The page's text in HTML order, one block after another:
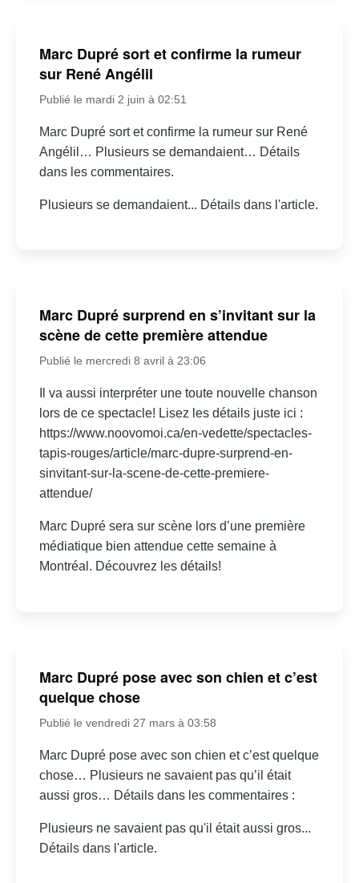
Marc Dupré sort et confirme la rumeur
sur René Angélil
Publié le mardi 2 juin à 02:51
Marc Dupré sort et confirme la rumeur sur René
Angélil… Plusieurs se demandaient… Détails
dans les commentaires.
Plusieurs se demandaient... Détails dans l'article.
Marc Dupré surprend en s’invitant sur la
scène de cette première attendue
Publié le mercredi 8 avril à 23:06
Il va aussi interpréter une toute nouvelle chanson
lors de ce spectacle! Lisez les détails juste ici :
https://www.noovomoi.ca/en-vedette/spectacles-
tapis-rouges/article/marc-dupre-surprend-en-
sinvitant-sur-la-scene-de-cette-premiere-
attendue/
Marc Dupré sera sur scène lors d’une première
médiatique bien attendue cette semaine à
Montréal. Découvrez les détails!
Marc Dupré pose avec son chien et c’est
quelque chose
Publié le vendredi 27 mars à 03:58
Marc Dupré pose avec son chien et c’est quelque
chose… Plusieurs ne savaient pas qu’il était
aussi gros… Détails dans les commentaires :
Plusieurs ne savaient pas qu'il était aussi gros...
Détails dans l'article.